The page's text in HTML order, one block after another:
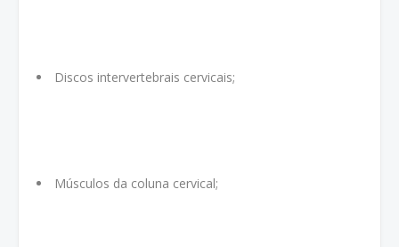
Discos intervertebrais cervicais;
Músculos da coluna cervical;